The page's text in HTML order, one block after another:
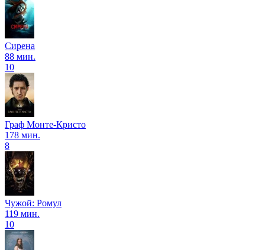
Сирена
88 мин.
10
Граф Монте-Кристо
178 мин.
8
Чужой: Ромул
119 мин.
10